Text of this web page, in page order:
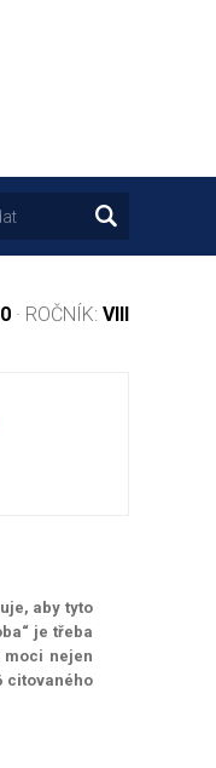
· ROČNÍK: VIII
aby tyto
je třeba
moci nejen
citovaného